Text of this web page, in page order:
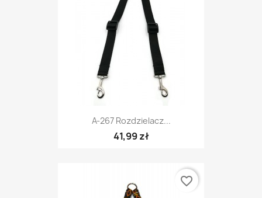
A-267 Rozdzielacz...
41,99 zł
favorite_border